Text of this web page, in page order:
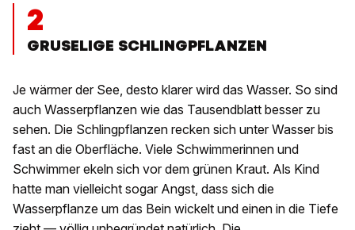
2
GRUSELIGE SCHLINGPFLANZEN
Je wärmer der See, desto klarer wird das Wasser. So sind
auch Wasserpflanzen wie das Tausendblatt besser zu
sehen. Die Schlingpflanzen recken sich unter Wasser bis
fast an die Oberfläche. Viele Schwimmerinnen und
Schwimmer ekeln sich vor dem grünen Kraut. Als Kind
hatte man vielleicht sogar Angst, dass sich die
Wasserpflanze um das Bein wickelt und einen in die Tiefe